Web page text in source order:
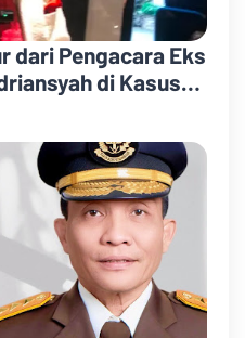
dari Pengacara Eks
di Kasus